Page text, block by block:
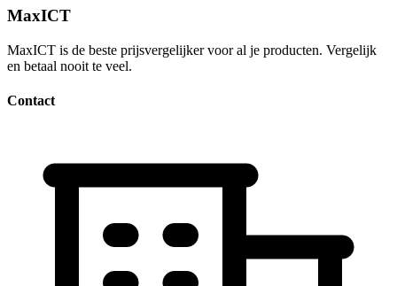
MaxICT
MaxICT is de beste prijsvergelijker voor al je producten. Vergelijk
en betaal nooit te veel.
Contact